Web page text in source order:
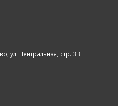
ул. Центральная, стр. 3В